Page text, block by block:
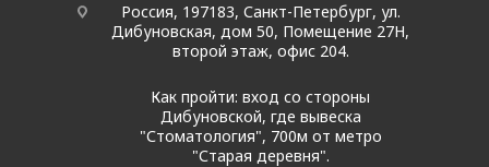
Россия, 197183, Санкт-Петербург, ул.
Дибуновская, дом 50, Помещение 27Н,
второй этаж, офис 204.
Как пройти: вход со стороны
Дибуновской, где вывеска
"Стоматология", 700м от метро
"Старая деревня".